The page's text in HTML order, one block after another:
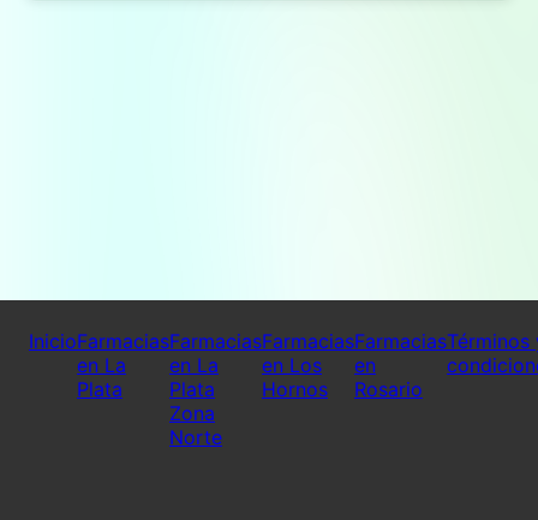
InicioFarmacias
en La
Plata
Farmacias
en La
Plata
Zona
Norte
Farmacias
en Los
Hornos
Farmacias
en
Rosario
Términos